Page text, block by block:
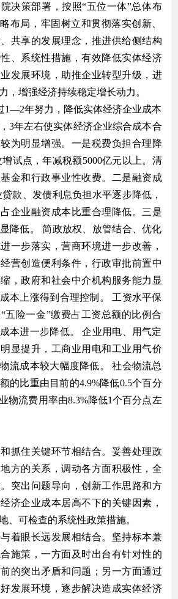
决策部署，按照“五位一体”总体布
布局，牢固树立和贯彻落实创新、
共享的发展理念，推进供给侧结构
、系统性措施，有效降低实体经济
发展环境，助推企业转型升级，进
，增强经济持续稳定增长动力。
1—2年努力，降低实体经济企业成本
3年左右使实体经济企业综合成本合
为明显增强。一是税费负担合理降
试点，年减税额5000亿元以上。清
金和行政事业性收费。二是融资成
款、发债利息负担水平逐步降低，
企业融资成本比重合理降低。三是
降低。 简政放权、放管结合、优化
一步落实，营商环境进一步改善，
营创造便利条件，行政审批前置中
，政府和社会中介机构服务能力显
本上涨得到合理控制。 工资水平保
五险一金”缴费占工资总额的比例合
本进一步降低。 企业用电、用气定
显提升，工商业用电和工业用气价
流成本较大幅度降低。 社会物流总
的比重由目前的4.9%降低0.5个百分
物流费用率由8.3%降低1个百分点左
抓住关键环节相结合。妥善处理政
方的关系，调动各方面积极性，全
突出问题导向，创新工作思路和方
济企业成本居高不下的关键因素，
、可检查的系统性政策措施。
着眼长远发展相结合。坚持标本兼
施策，一方面及时出台有针对性的
的突出矛盾和问题；另一方面通过
发展环境，逐步解决造成实体经济